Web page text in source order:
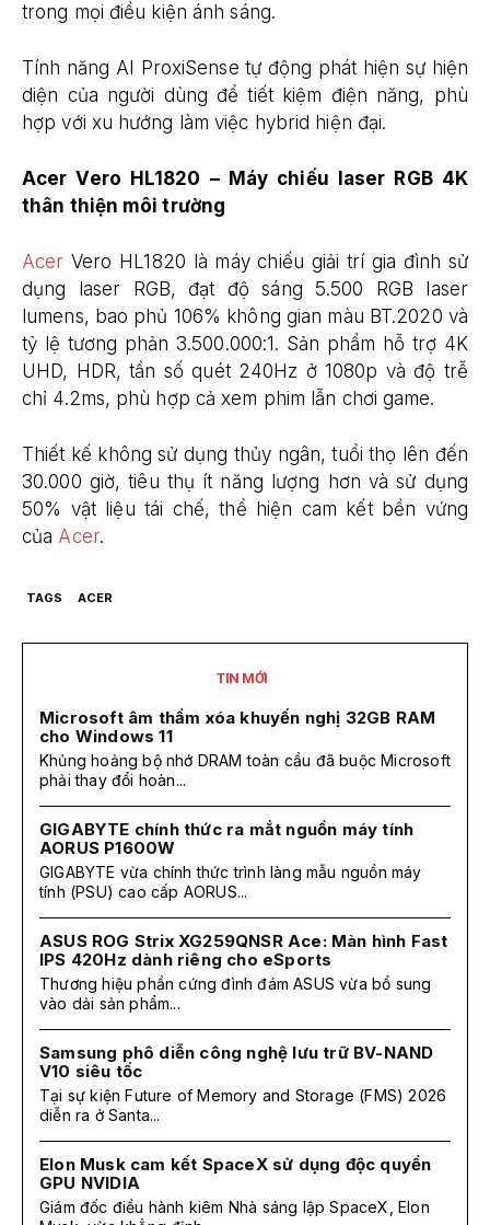
trong mọi điều kiện ánh sáng.
Tính năng AI ProxiSense tự động phát hiện sự hiện
diện của người dùng để tiết kiệm điện năng, phù
hợp với xu hướng làm việc hybrid hiện đại.
Acer Vero HL1820 – Máy chiếu laser RGB 4K
thân thiện môi trường
Acer Vero HL1820 là máy chiếu giải trí gia đình sử
dụng laser RGB, đạt độ sáng 5.500 RGB laser
lumens, bao phủ 106% không gian màu BT.2020 và
tỷ lệ tương phản 3.500.000:1. Sản phẩm hỗ trợ 4K
UHD, HDR, tần số quét 240Hz ở 1080p và độ trễ
chỉ 4.2ms, phù hợp cả xem phim lẫn chơi game.
Thiết kế không sử dụng thủy ngân, tuổi thọ lên đến
30.000 giờ, tiêu thụ ít năng lượng hơn và sử dụng
50% vật liệu tái chế, thể hiện cam kết bền vứng
của Acer.
TAGS ACER
TIN MỚI
Microsoft âm thầm xóa khuyến nghị 32GB RAM
cho Windows 11
Khủng hoảng bộ nhớ DRAM toàn cầu đã buộc Microsoft
phải thay đổi hoàn...
GIGABYTE chính thức ra mắt nguồn máy tính
AORUS P1600W
GIGABYTE vừa chính thức trình làng mẫu nguồn máy
tính (PSU) cao cấp AORUS...
ASUS ROG Strix XG259QNSR Ace: Màn hình Fast
IPS 420Hz dành riêng cho eSports
Thương hiệu phần cứng đình đám ASUS vừa bổ sung
vào dải sản phẩm...
Samsung phô diễn công nghệ lưu trữ BV-NAND
V10 siêu tốc
Tại sự kiện Future of Memory and Storage (FMS) 2026
diễn ra ở Santa...
Elon Musk cam kết SpaceX sử dụng độc quyền
GPU NVIDIA
Giám đốc điều hành kiêm Nhà sáng lập SpaceX, Elon